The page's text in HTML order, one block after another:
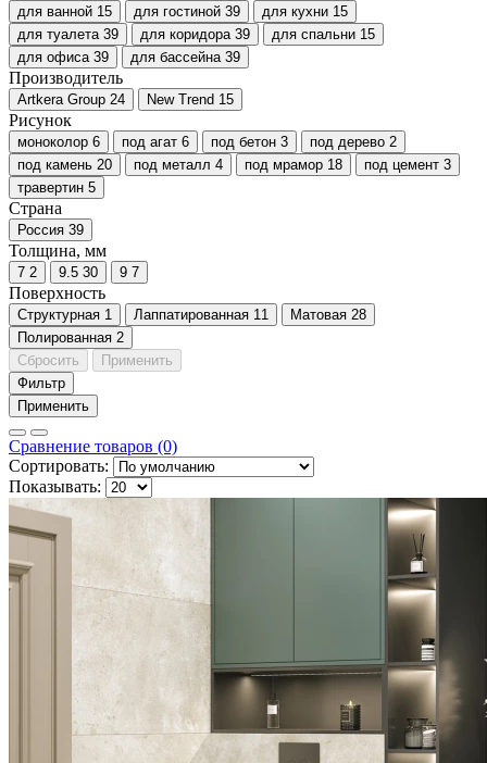
для ванной 15 для гостиной 39 для кухни 15
для туалета 39 для коридора 39 для спальни 15
для офиса 39 для бассейна 39
Производитель
Artkera Group 24 New Trend 15
Рисунок
моноколор 6 под агат 6 под бетон 3 под дерево 2
под камень 20 под металл 4 под мрамор 18 под цемент 3
травертин 5
Страна
Россия 39
Толщина, мм
7 2 9.5 30 9 7
Поверхность
Cтруктурная 1 Лаппатированная 11 Матовая 28
Полированная 2
Сбросить
Применить
Фильтр
Применить
Сравнение товаров (0)
Сортировать:
Показывать: